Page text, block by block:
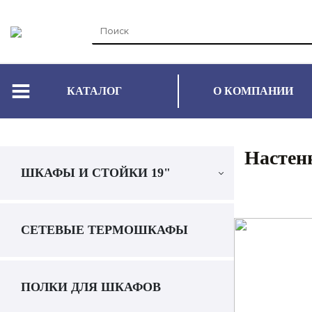
КАТАЛОГ О КОМПАНИИ
ШКАФЫ И СТОЙКИ 19"
СЕТЕВЫЕ ТЕРМОШКАФЫ
ПОЛКИ ДЛЯ ШКАФОВ